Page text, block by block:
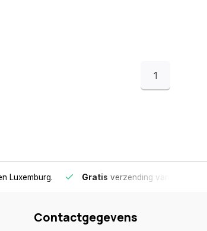
1
Luxemburg. Gratis verzending vanaf €75
Contactgegevens